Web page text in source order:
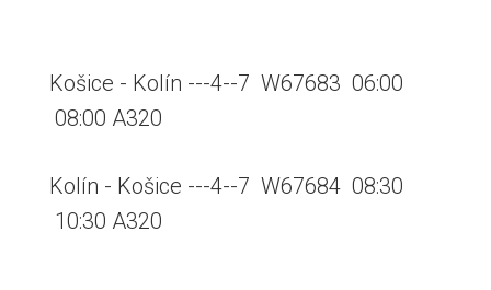
Košice - Kolín ---4--7 W67683 06:00
08:00 A320
Kolín - Košice ---4--7 W67684 08:30
10:30 A320